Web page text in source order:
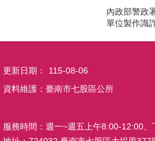
內政部警政
單位製作識
更新日期：
115-08-06
資料維護：臺南市七股區公所
服務時間：週一~週五上午8:00-12:00